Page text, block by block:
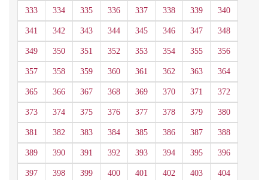
333 334 335 336 337 338 339 340
341 342 343 344 345 346 347 348
349 350 351 352 353 354 355 356
357 358 359 360 361 362 363 364
365 366 367 368 369 370 371 372
373 374 375 376 377 378 379 380
381 382 383 384 385 386 387 388
389 390 391 392 393 394 395 396
397 398 399 400 401 402 403 404